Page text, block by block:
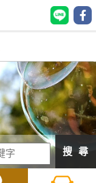
搜 尋